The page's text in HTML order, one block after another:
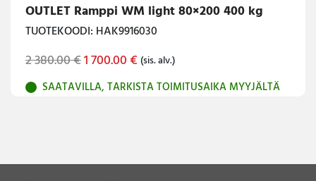
OUTLET Ramppi WM light 80×200 400 kg
TUOTEKOODI: HAK9916030
2 380.00€Original
was:
1 700.00€Current
is:
(sis. alv.)
SAATAVILLA, TARKISTA TOIMITUSAIKA MYYJÄLTÄ